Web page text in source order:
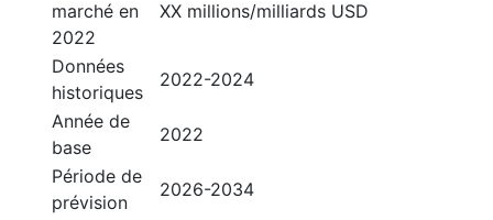
marché en
2022
XX millions/milliards USD
Données
historiques
2022-2024
Année de
base
2022
Période de
prévision
2026-2034